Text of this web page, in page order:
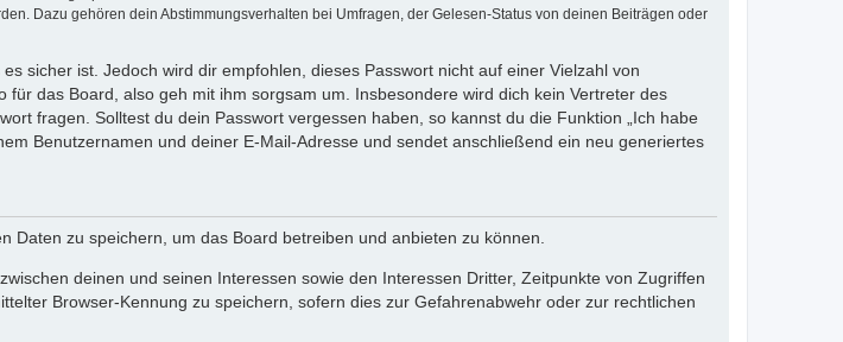
Dazu gehören dein Abstimmungsverhalten bei Umfragen, der Gelesen-Status von deinen Beiträgen oder
sicher ist. Jedoch wird dir empfohlen, dieses Passwort nicht auf einer Vielzahl von
das Board, also geh mit ihm sorgsam um. Insbesondere wird dich kein Vertreter des
fragen. Solltest du dein Passwort vergessen haben, so kannst du die Funktion „Ich habe
Benutzernamen und deiner E-Mail-Adresse und sendet anschließend ein neu generiertes
zu speichern, um das Board betreiben und anbieten zu können.
deinen und seinen Interessen sowie den Interessen Dritter, Zeitpunkte von Zugriffen
Browser-Kennung zu speichern, sofern dies zur Gefahrenabwehr oder zur rechtlichen